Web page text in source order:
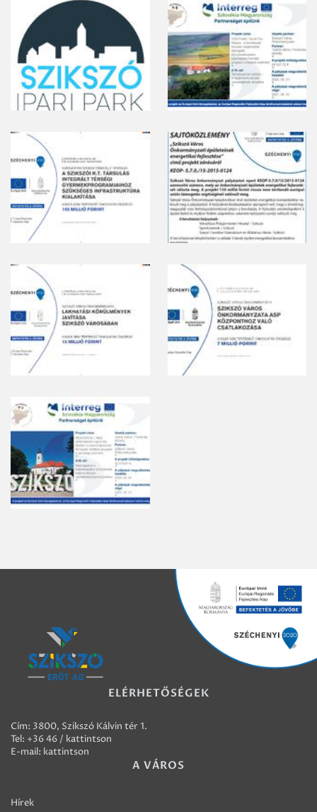
ELÉRHETŐSÉGEK
Cím: 3800, Szikszó Kálvin tér 1.
Tel: +36 46 / kattintson
E-mail: kattintson
A VÁROS
Hírek